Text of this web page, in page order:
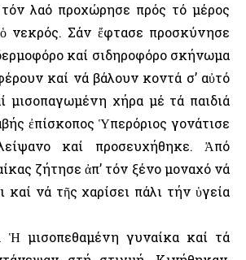
τόν λαό προχώρησε πρός τό μέρος
νεκρός. Σάν ἔφτασε προσκύνησε
καί σιδηροφόρο σκήνωμα
καί νά βάλουν κοντά σ’ αὐτό
μισοπαγωμένη χήρα μέ τά παιδιά
ἐπίσκοπος Ὑπερόριος γονάτισε
καί προσευχήθηκε. Ἀπό
ζήτησε ἀπ’ τόν ξένο μοναχό νά
νά τῆς χαρίσει πάλι τήν ὑγεία
Ἡ μισοπεθαμένη γυναίκα καί τά